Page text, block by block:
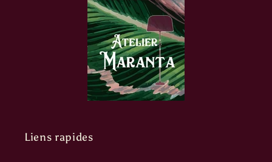
Liens rapides